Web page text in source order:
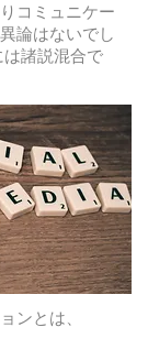
コミュニケー
論はないでし
は諸説混合で
ンとは、